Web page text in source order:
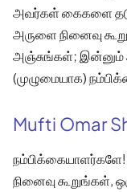
அவர்கள் கைகளை
அருளை நினைவு
அஞ்சுங்கள்; இன்னும்
(முழுமையாக)
Mufti Omar
நினைவு கூறுங்கள்,